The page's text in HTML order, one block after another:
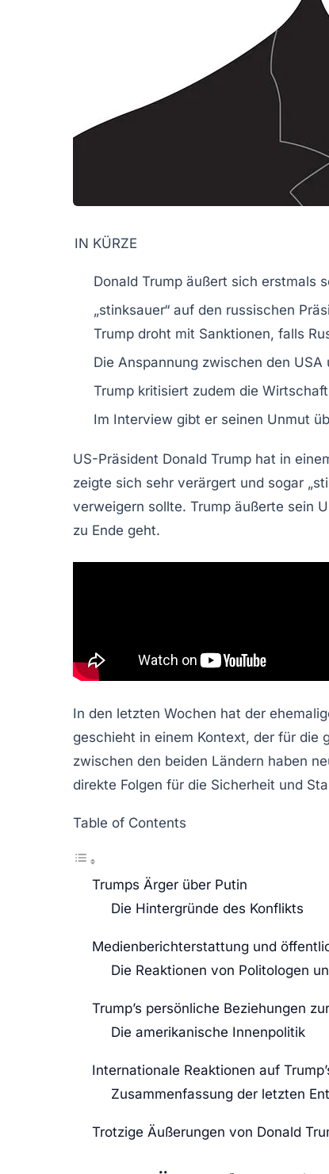
IN KÜRZE
Donald Trump äußert sich erstmals
„stinksauer“ auf den russischen
Trump droht mit Sanktionen, falls
Die Anspannung zwischen den USA
Trump kritisiert zudem die
Im Interview gibt er seinen Unmut
US-Präsident Donald Trump hat in
zeigte sich sehr verärgert und sogar „
verweigern sollte. Trump äußerte sein
zu Ende geht.
In den letzten Wochen hat der
geschieht in einem Kontext, der für die
zwischen den beiden Ländern haben
direkte Folgen für die Sicherheit und
Table of Contents
Trumps Ärger über Putin
Die Hintergründe des Konflikts
Medienberichterstattung und
Die Reaktionen von Politologen
Trump’s persönliche Beziehungen
Die amerikanische Innenpolitik
Internationale Reaktionen auf
Zusammenfassung der letzten
Trotzige Äußerungen von Donald